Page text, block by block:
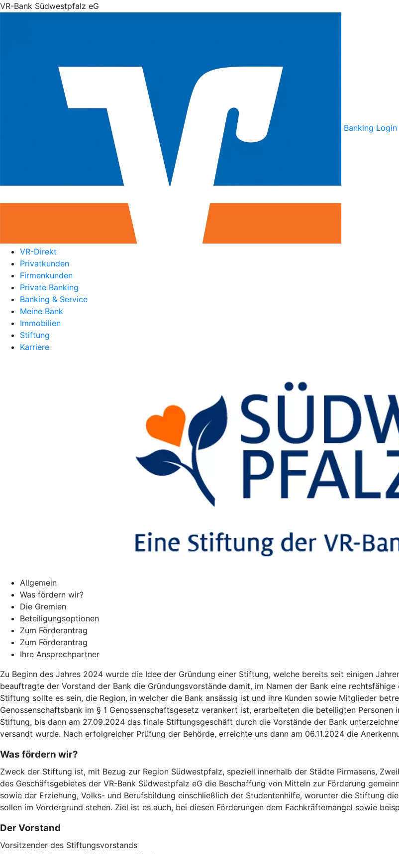
VR-Bank Südwestpfalz eG
Banking Login
VR-Direkt
Privatkunden
Firmenkunden
Private Banking
Banking & Service
Meine Bank
Immobilien
Stiftung
Karriere
Allgemein
Was fördern wir?
Die Gremien
Beteiligungsoptionen
Zum Förderantrag
Zum Förderantrag
Ihre Ansprechpartner
Zu Beginn des Jahres 2024 wurde die Idee der Gründung einer Stiftung, welche bereits seit einigen
beauftragte der Vorstand der Bank die Gründungsvorstände damit, im Namen der Bank eine
Stiftung sollte es sein, die Region, in welcher die Bank ansässig ist und ihre Kunden sowie Mitglieder
Genossenschaftsbank im § 1 Genossenschaftsgesetz verankert ist, erarbeiteten die beteiligten
Stiftung, bis dann am 27.09.2024 das finale Stiftungsgeschäft durch die Vorstände der Bank
versandt wurde. Nach erfolgreicher Prüfung der Behörde, erreichte uns dann am 06.11.2024 die
Was fördern wir?
Zweck der Stiftung ist, mit Bezug zur Region Südwestpfalz, speziell innerhalb der Städte Pirmasens,
des Geschäftsgebietes der VR-Bank Südwestpfalz eG die Beschaffung von Mitteln zur Förderung
sowie der Erziehung, Volks- und Berufsbildung einschließlich der Studentenhilfe, worunter die Stiftung
sollen im Vordergrund stehen. Ziel ist es auch, bei diesen Förderungen dem Fachkräftemangel sowie
Der Vorstand
Vorsitzender des Stiftungsvorstands